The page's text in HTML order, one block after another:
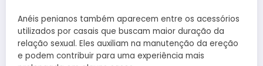
Anéis penianos também aparecem entre os acessórios
utilizados por casais que buscam maior duração da
relação sexual. Eles auxiliam na manutenção da ereção
e podem contribuir para uma experiência mais